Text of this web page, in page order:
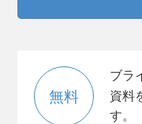
無料
ブラ
資料
す。